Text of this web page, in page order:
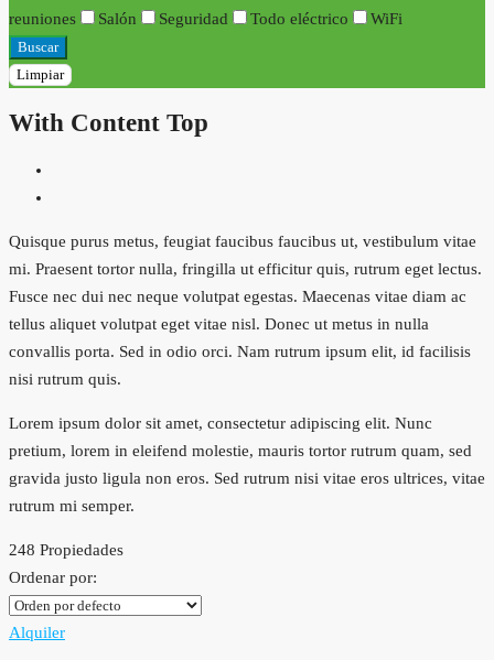
reuniones
Salón Seguridad Todo eléctrico WiFi
Buscar
Limpiar
With Content Top
Quisque purus metus, feugiat faucibus faucibus ut, vestibulum vitae
mi. Praesent tortor nulla, fringilla ut efficitur quis, rutrum eget lectus.
Fusce nec dui nec neque volutpat egestas. Maecenas vitae diam ac
tellus aliquet volutpat eget vitae nisl. Donec ut metus in nulla
convallis porta. Sed in odio orci. Nam rutrum ipsum elit, id facilisis
nisi rutrum quis.
Lorem ipsum dolor sit amet, consectetur adipiscing elit. Nunc
pretium, lorem in eleifend molestie, mauris tortor rutrum quam, sed
gravida justo ligula non eros. Sed rutrum nisi vitae eros ultrices, vitae
rutrum mi semper.
248 Propiedades
Ordenar por:
Alquiler